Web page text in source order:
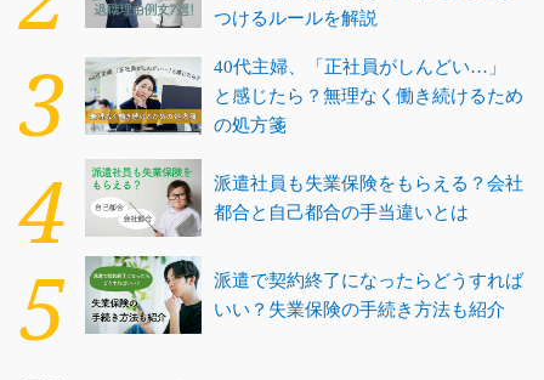
つけるルールを解説
40代主婦、「正社員がしんどい…」
と感じたら？無理なく働き続けるため
の処方箋
派遣社員も失業保険をもらえる？会社
都合と自己都合の手当違いとは
派遣で契約終了になったらどうすれば
いい？失業保険の手続き方法も紹介